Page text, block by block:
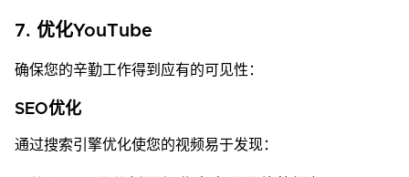
7. 优化YouTube
确保您的辛勤工作得到应有的可见性：
SEO优化
通过搜索引擎优化使您的视频易于发现：